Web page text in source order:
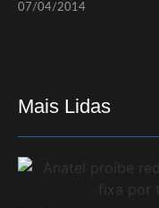
07/04/2014
Mais Lidas